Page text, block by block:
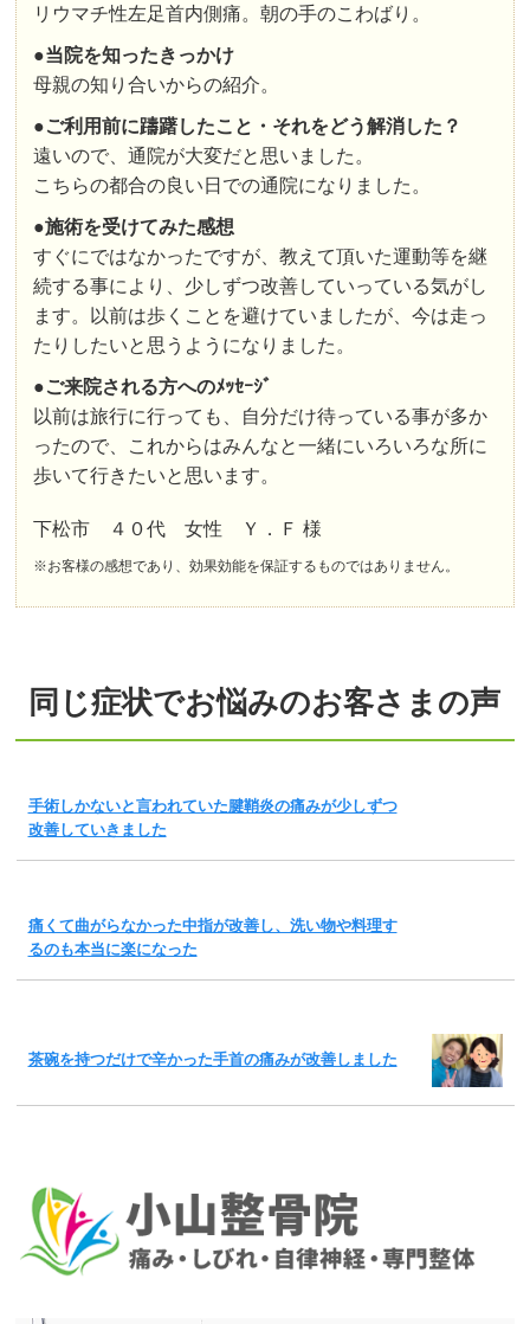
リウマチ性左足首内側痛。朝の手のこわばり。
●当院を知ったきっかけ
母親の知り合いからの紹介。
●ご利用前に躊躇したこと・それをどう解消した？
遠いので、通院が大変だと思いました。
こちらの都合の良い日での通院になりました。
●施術を受けてみた感想
すぐにではなかったですが、教えて頂いた運動等を継
続する事により、少しずつ改善していっている気がし
ます。以前は歩くことを避けていましたが、今は走っ
たりしたいと思うようになりました。
●ご来院される方へのﾒｯｾｰｼﾞ
以前は旅行に行っても、自分だけ待っている事が多か
ったので、これからはみんなと一緒にいろいろな所に
歩いて行きたいと思います。
下松市 ４０代 女性 Ｙ．Ｆ 様
※お客様の感想であり、効果効能を保証するものではありません。
同じ症状でお悩みのお客さまの声
手術しかないと言われていた腱鞘炎の痛みが少しずつ
改善していきました
痛くて曲がらなかった中指が改善し、洗い物や料理す
るのも本当に楽になった
茶碗を持つだけで辛かった手首の痛みが改善しました